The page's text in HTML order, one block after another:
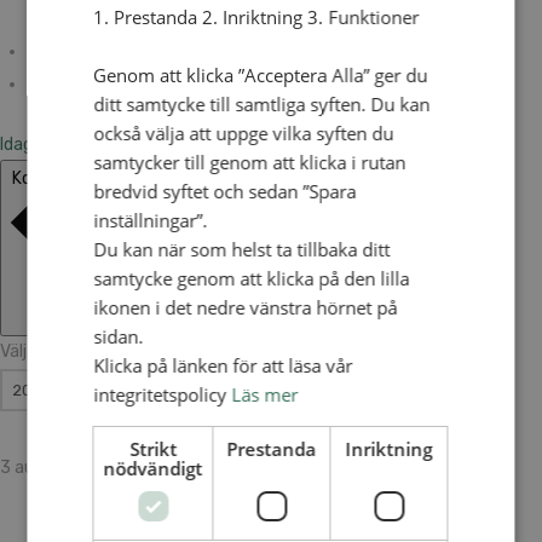
Idag
Kommande
Kommande
Välj datum.
3 augusti 8 augusti
1. Prestanda 2. Inriktning 3. Funktioner
Genom att klicka ”Acceptera Alla” ger du
ditt samtycke till samtliga syften. Du kan
också välja att uppge vilka syften du
samtycker till genom att klicka i rutan
bredvid syftet och sedan ”Spara
inställningar”.
Du kan när som helst ta tillbaka ditt
samtycke genom att klicka på den lilla
ikonen i det nedre vänstra hörnet på
sidan.
Klicka på länken för att läsa vår
integritetspolicy Läs mer
Strikt
nödvändigt
Prestanda Inriktning